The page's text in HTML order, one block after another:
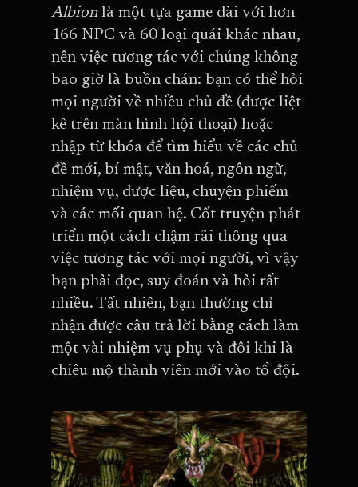
Albion là một tựa game dài với hơn
166 NPC và 60 loại quái khác nhau,
nên việc tương tác với chúng không
bao giờ là buồn chán: bạn có thể hỏi
mọi người về nhiều chủ đề (được liệt
kê trên màn hình hội thoại) hoặc
nhập từ khóa để tìm hiểu về các chủ
đề mới, bí mật, văn hoá, ngôn ngữ,
nhiệm vụ, dược liệu, chuyện phiếm
và các mối quan hệ. Cốt truyện phát
triển một cách chậm rãi thông qua
việc tương tác với mọi người, vì vậy
bạn phải đọc, suy đoán và hỏi rất
nhiều. Tất nhiên, bạn thường chỉ
nhận được câu trả lời bằng cách làm
một vài nhiệm vụ phụ và đôi khi là
chiêu mộ thành viên mới vào tổ đội.